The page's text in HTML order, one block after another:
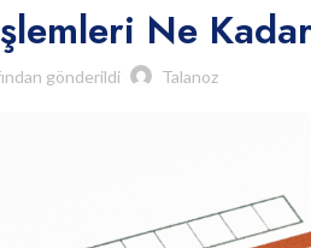
Ne
gönderildi Talanoz